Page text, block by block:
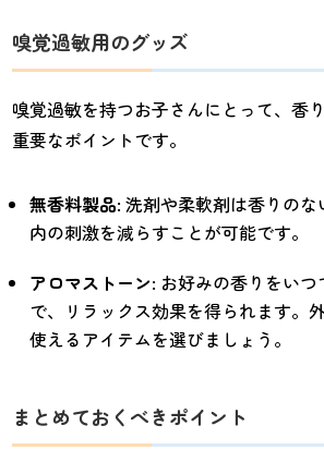
嗅覚過敏用のグッズ
嗅覚過敏を持つお子さんにとって、香
重要なポイントです。
無香料製品: 洗剤や柔軟剤は香りの
内の刺激を減らすことが可能です。
アロマストーン: お好みの香りをい
で、リラックス効果を得られます。
使えるアイテムを選びましょう。
まとめておくべきポイント